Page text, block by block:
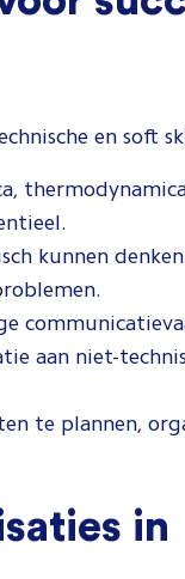
en soft
kunnen
aan niet-
te plannen,
in